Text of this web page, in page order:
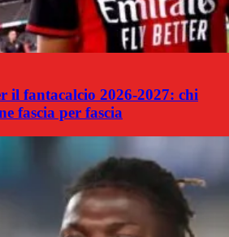
il fantacalcio 2026-2027: chi
fascia per fascia